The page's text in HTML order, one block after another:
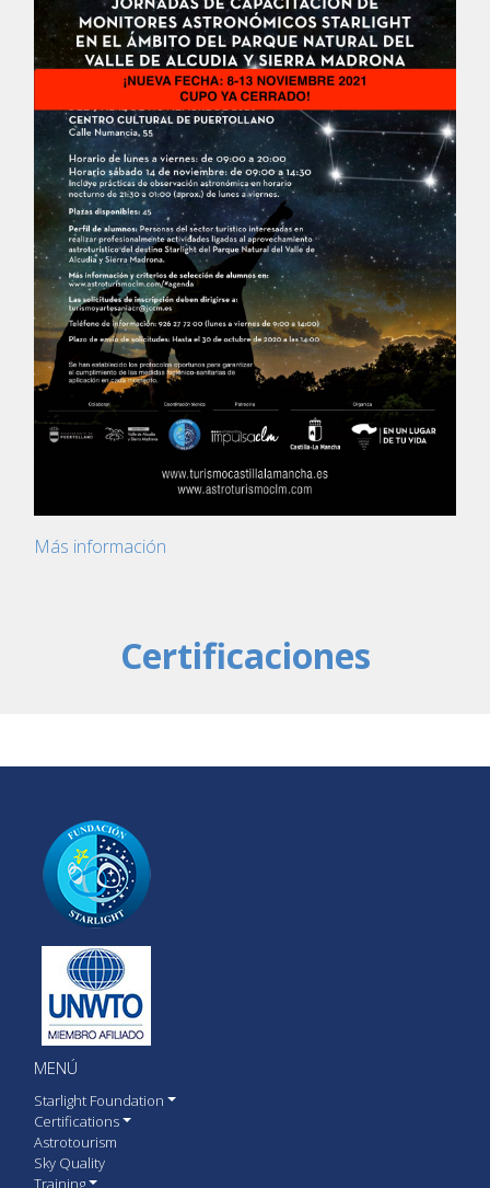
Más información
Certificaciones
MENÚ
Starlight Foundation
Certifications
Astrotourism
Sky Quality
Training